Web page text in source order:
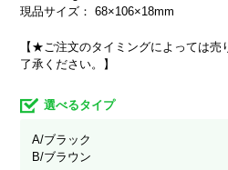
現品サイズ： 68×106×18mm
【★ご注文のタイミングによっては
了承ください。】
選べるタイプ
A/ブラック
B/ブラウン